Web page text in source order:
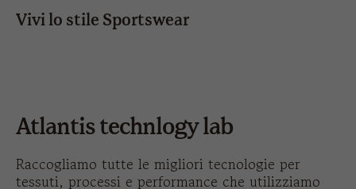
Vivi lo stile Sportswear
Atlantis technlogy lab
Raccogliamo tutte le migliori tecnologie per
tessuti, processi e performance che utilizziamo